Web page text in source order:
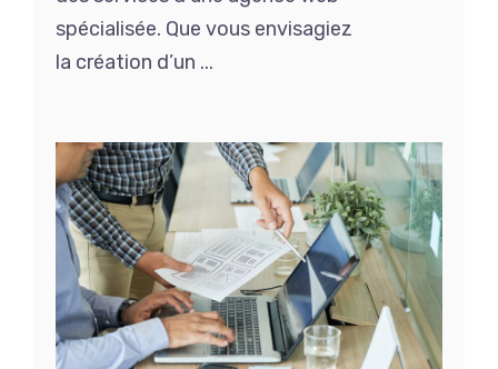
spécialisée. Que vous envisagiez
la création d’un ...